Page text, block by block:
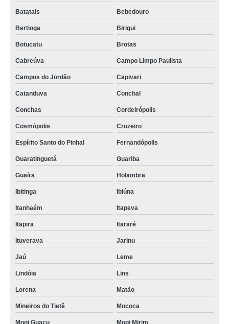
Batatais Bebedouro
Bertioga Birigui
Botucatu Brotas
Cabreúva Campo Limpo Paulista
Campos do Jordão Capivari
Catanduva Conchal
Conchas Cordeirópolis
Cosmópolis Cruzeiro
Espírito Santo do Pinhal Fernandópolis
Guaratinguetá Guariba
Guaíra Holambra
Ibitinga Ibiúna
Itanhaém Itapeva
Itapira Itararé
Ituverava Jarinu
Jaú Leme
Lindóia Lins
Lorena Matão
Mineiros do Tietê Mococa
Mogi Guaçu Mogi Mirim